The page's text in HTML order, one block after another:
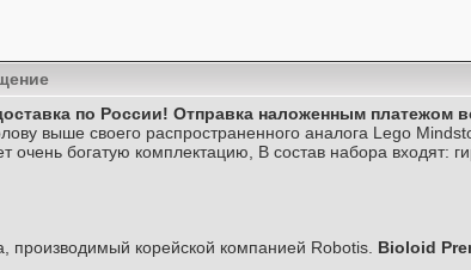
по России! Отправка наложенным платежом
выше своего распространенного аналога Lego
богатую комплектацию, В состав набора входят:
производимый корейской компанией Robotis. Bioloid